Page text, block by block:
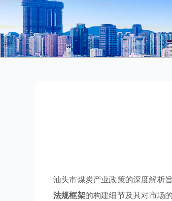
汕头市煤炭产业政策的深度解析
法规框架的构建细节及其对市场